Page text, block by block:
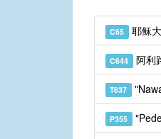
C65 耶稣
C644 阿利
T637
P355